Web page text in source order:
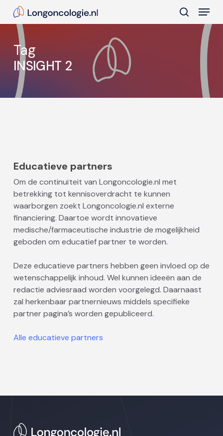
content
search
Menu
Tag
INSIGHT 2
Educatieve partners
Om de continuïteit van Longoncologie.nl met
betrekking tot kennisoverdracht te kunnen
waarborgen zoekt Longoncologie.nl externe
financiering. Daartoe wordt innovatieve
medische/farmaceutische industrie de mogelijkheid
geboden om educatief partner te worden.
Deze educatieve partners hebben geen invloed op de
wetenschappelijk inhoud. Wel kunnen ideeën aan de
redactie adviesraad worden voorgelegd. Daarnaast
zal herkenbaar partnernieuws middels specifieke
partner pagina’s worden gepubliceerd.
Alle educatieve partners
Close
Menu